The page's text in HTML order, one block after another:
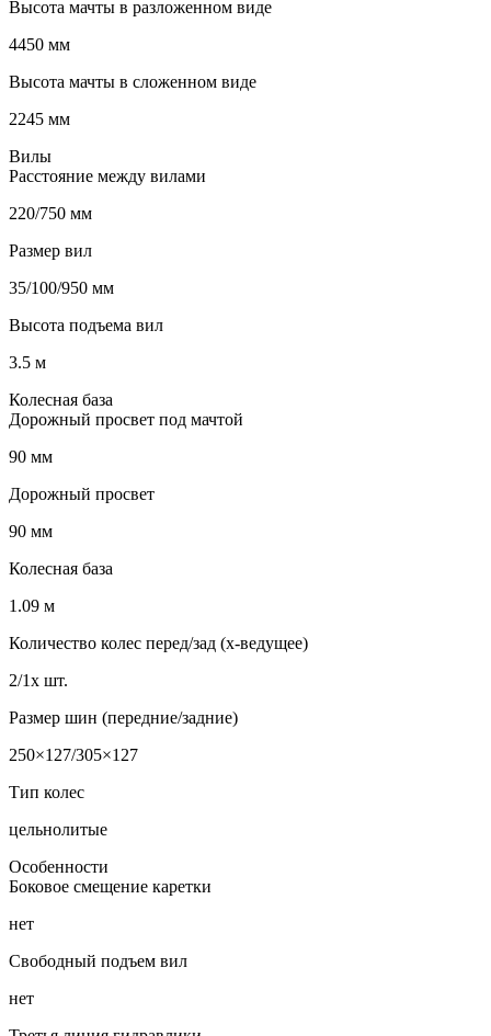
Высота мачты в разложенном виде
4450 мм
Высота мачты в сложенном виде
2245 мм
Вилы
Расстояние между вилами
220/750 мм
Размер вил
35/100/950 мм
Высота подъема вил
3.5 м
Колесная база
Дорожный просвет под мачтой
90 мм
Дорожный просвет
90 мм
Колесная база
1.09 м
Количество колес перед/зад (x-ведущее)
2/1x шт.
Размер шин (передние/задние)
250×127/305×127
Тип колес
цельнолитые
Особенности
Боковое смещение каретки
нет
Свободный подъем вил
нет